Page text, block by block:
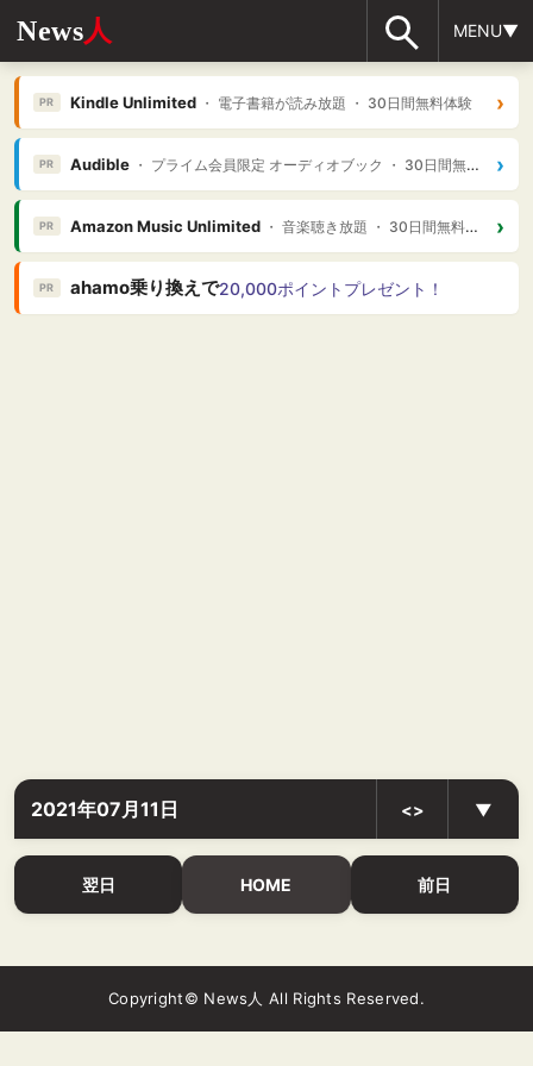
News人 MENU▼
PR Kindle Unlimited・ 電子書籍が読み放題 ・ 30日間無料体験 ›
PR Audible・ プライム会員限定 オーディオブック ・ 30日間無料体験 ›
PR Amazon Music Unlimited・ 音楽聴き放題 ・ 30日間無料体験 ›
PR ahamo乗り換えで20,000ポイントプレゼント！
2021年07月11日 <> ▼
翌日 HOME 前日
Copyright© News人 All Rights Reserved.